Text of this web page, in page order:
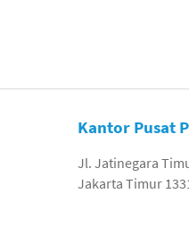
Kantor Pusat
Jl. Jatinegara
Jakarta Timur